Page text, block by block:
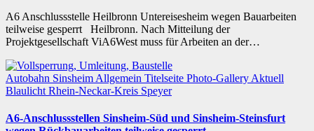
A6 Anschlussstelle Heilbronn Untereisesheim wegen Bauarbeiten
teilweise gesperrt Heilbronn. Nach Mitteilung der
Projektgesellschaft ViA6West muss für Arbeiten an der…
Autobahn Sinsheim Allgemein Titelseite Photo-Gallery Aktuell
Blaulicht Rhein-Neckar-Kreis Speyer
A6-Anschlussstellen Sinsheim-Süd und Sinsheim-Steinsfurt